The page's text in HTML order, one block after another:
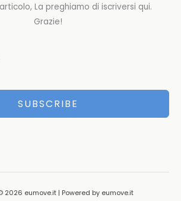
La preghiamo di iscriversi qui.
Grazie!
SUBSCRIBE
2026 eumove.it | Powered by eumove.it